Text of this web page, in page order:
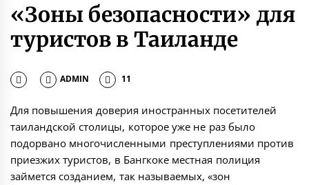
«Зоны безопасности» для
туристов в Таиланде
ADMIN 11
Для повышения доверия иностранных посетителей
таиландской столицы, которое уже не раз было
подорвано многочисленными преступлениями против
приезжих туристов, в Бангкоке местная полиция
займется созданием, так называемых, «зон